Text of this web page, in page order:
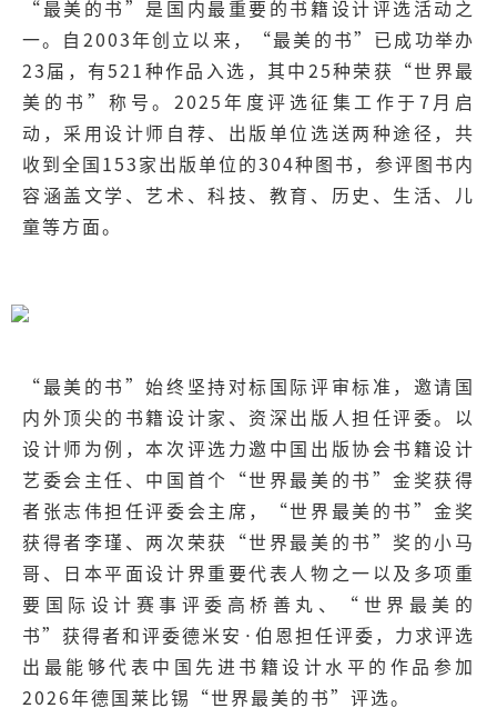
“最美的书”是国内最重要的书籍设计评选活动之
一。自2003年创立以来，“最美的书”已成功举办
23届，有521种作品入选，其中25种荣获“世界最
美的书”称号。2025年度评选征集工作于7月启
动，采用设计师自荐、出版单位选送两种途径，共
收到全国153家出版单位的304种图书，参评图书内
容涵盖文学、艺术、科技、教育、历史、生活、儿
童等方面。
“最美的书”始终坚持对标国际评审标准，邀请国
内外顶尖的书籍设计家、资深出版人担任评委。以
设计师为例，本次评选力邀中国出版协会书籍设计
艺委会主任、中国首个“世界最美的书”金奖获得
者张志伟担任评委会主席，“世界最美的书”金奖
获得者李瑾、两次荣获“世界最美的书”奖的小马
哥、日本平面设计界重要代表人物之一以及多项重
要国际设计赛事评委高桥善丸、“世界最美的
书”获得者和评委德米安·伯恩担任评委，力求评选
出最能够代表中国先进书籍设计水平的作品参加
2026年德国莱比锡“世界最美的书”评选。